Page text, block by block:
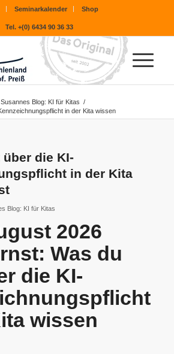
Seminarkalender Shop
Tel. +(0) 6434 90 36 33
Susannes Blog: KI für Kitas /
in der Kita wissen
die KI-
in der Kita
Blog: KI für Kitas
2026
Was du
die KI-
wissen